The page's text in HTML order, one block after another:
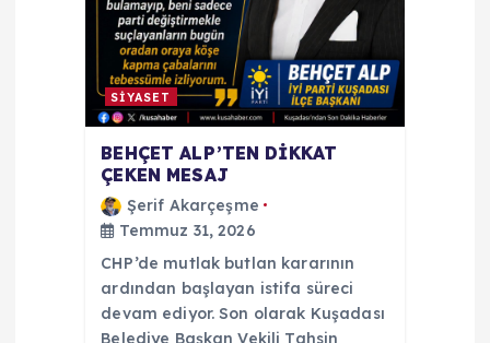
SİYASET
BEHÇET ALP’TEN DİKKAT
ÇEKEN MESAJ
Şerif Akarçeşme
Temmuz 31, 2026
CHP’de mutlak butlan kararının
ardından başlayan istifa süreci
devam ediyor. Son olarak Kuşadası
Belediye Başkan Vekili Tahsin